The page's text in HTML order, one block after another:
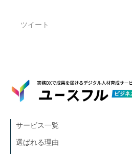
ツイート
サービス一覧
選ばれる理由